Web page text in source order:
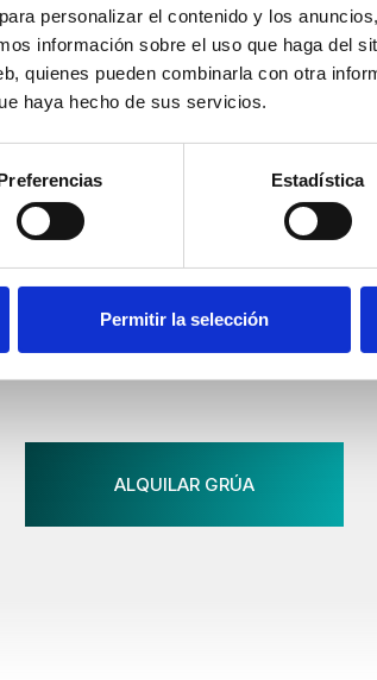
personalizar el contenido y los
información sobre el uso que haga del
quienes pueden combinarla con otra
haya hecho de sus servicios.
Estadística
Permitir la selección
Peso
ALQUILAR GRÚA